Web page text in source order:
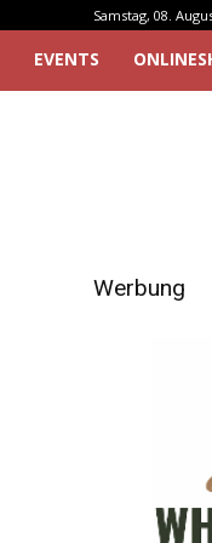
Samstag, 08.
EVENTS
Werbung